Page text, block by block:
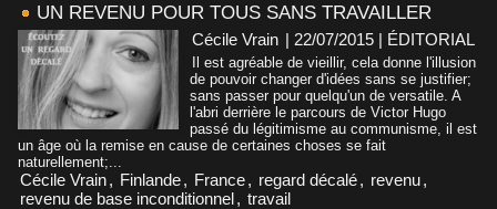
UN REVENU POUR TOUS SANS TRAVAILLER
Cécile Vrain | 22/07/2015 | ÉDITORIAL
Il est agréable de vieillir, cela donne l'illusion
de pouvoir changer d'idées sans se justifier;
sans passer pour quelqu'un de versatile. A
l'abri derrière le parcours de Victor Hugo
passé du légitimisme au communisme, il est
un âge où la remise en cause de certaines choses se fait
naturellement;...
Cécile Vrain, Finlande, France, regard décalé, revenu,
revenu de base inconditionnel, travail